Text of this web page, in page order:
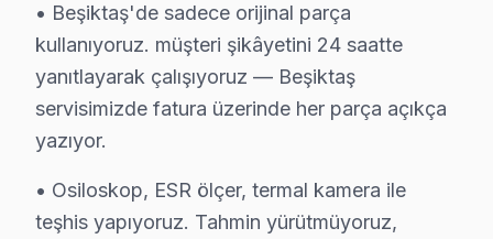
• Yazılım ve Firmware: Fabrika ayarı, eMMC
• Bağlantı: HDMI/USB port arızası, Bluetooth ve Wi-
• Kapasitör ve SMD: Şişmiş kapasitör değişimi, smd
Beşiktaş'de Skyworth Servis Hizmetleri
Beşiktaş bölgesinde Skyworth görüntüleme sistemi
• Beşiktaş'de sadece orijinal parça
kullanıyoruz. müşteri şikâyetini 24 saatte
yanıtlayarak çalışıyoruz — Beşiktaş
servisimizde fatura üzerinde her parça açıkça
yazıyor.
• Osiloskop, ESR ölçer, termal kamera ile
teşhis yapıyoruz. Tahmin yürütmüyoruz,